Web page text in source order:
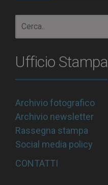
Ufficio Stampa
Archivio fotografico
Archivio newsletter
Rassegna stampa
Social media policy
CONTATTI